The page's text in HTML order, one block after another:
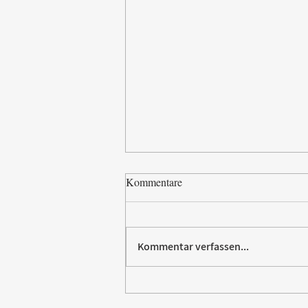
Kommentare
Kommentar verfassen...